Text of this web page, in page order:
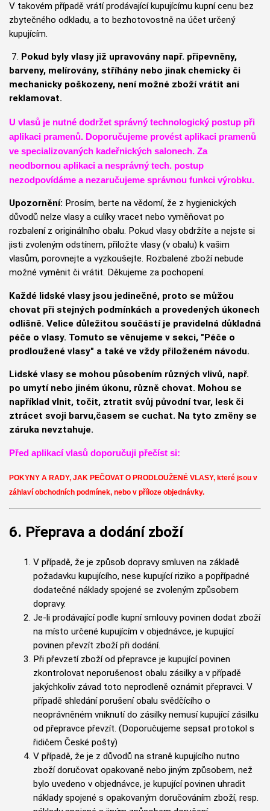
V takovém případě vrátí prodávající kupujícímu kupní cenu bez
zbytečného odkladu, a to bezhotovostně na účet určený
kupujícím.
7. Pokud byly vlasy již upravovány např. připevněny,
barveny, melírovány, stříhány nebo jinak chemicky či
mechanicky poškozeny, není možné zboží vrátit ani
reklamovat.
U vlasů je nutné dodržet správný technologický postup při
aplikaci pramenů. Doporučujeme provést aplikaci pramenů
ve specializovaných kadeřnických salonech. Za
neodbornou aplikaci a nesprávný tech. postup
nezodpovídáme a nezaručujeme správnou funkci výrobku.
Upozornění: Prosím, berte na vědomí, že z hygienických
důvodů nelze vlasy a culíky vracet nebo vyměňovat po
rozbalení z originálního obalu. Pokud vlasy obdržíte a nejste si
jisti zvoleným odstínem, přiložte vlasy (v obalu) k vašim
vlasům, porovnejte a vyzkoušejte. Rozbalené zboží nebude
možné vyměnit či vrátit. Děkujeme za pochopení.
Každé lidské vlasy jsou jedinečné, proto se můžou
chovat při stejných podmínkách a provedených úkonech
odlišně. Velice důležitou součástí je pravidelná důkladná
péče o vlasy. Tomuto se věnujeme v sekci, "Péče o
prodloužené vlasy" a také ve vždy přiloženém návodu.
Lidské vlasy se mohou působením různých vlivů, např.
po umytí nebo jiném úkonu, různě chovat. Mohou se
například vlnit, točit, ztratit svůj původní tvar, lesk či
ztrácet svoji barvu,časem se cuchat. Na tyto změny se
záruka nevztahuje.
Před aplikací vlasů doporučuji přečíst si:
POKYNY A RADY, JAK PEČOVAT O PRODLOUŽENÉ VLASY, které jsou v
záhlaví obchodních podmínek, nebo v příloze objednávky.
6. Přeprava a dodání zboží
V případě, že je způsob dopravy smluven na základě
požadavku kupujícího, nese kupující riziko a popřípadné
dodatečné náklady spojené se zvoleným způsobem
dopravy.
Je-li prodávající podle kupní smlouvy povinen dodat zboží
na místo určené kupujícím v objednávce, je kupující
povinen převzít zboží při dodání.
Při převzetí zboží od přepravce je kupující povinen
zkontrolovat neporušenost obalu zásilky a v případě
jakýchkoliv závad toto neprodleně oznámit přepravci. V
případě shledání porušení obalu svědčícího o
neoprávněném vniknutí do zásilky nemusí kupující zásilku
od přepravce převzít. (Doporučujeme sepsat protokol s
řidičem České pošty)
V případě, že je z důvodů na straně kupujícího nutno
zboží doručovat opakovaně nebo jiným způsobem, než
bylo uvedeno v objednávce, je kupující povinen uhradit
náklady spojené s opakovaným doručováním zboží, resp.